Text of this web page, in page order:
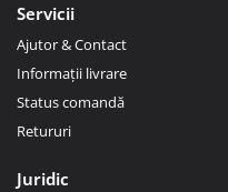
Servicii
Ajutor & Contact
Informații livrare
Status comandă
Retururi
Juridic